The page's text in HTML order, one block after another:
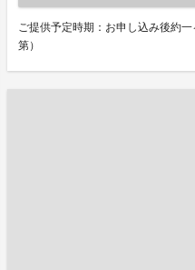
ご提供予定時期：お申し込み後約
第）